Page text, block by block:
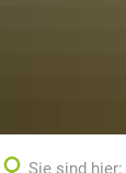
Sie sind hier: